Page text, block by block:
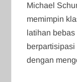
Michael
memimpin
latihan bebas
dengan